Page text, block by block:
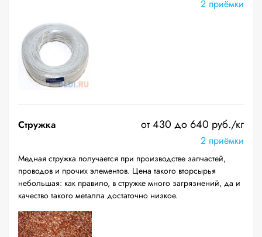
2 приёмки
Стружка от 430 до 640 руб./кг
2 приёмки
Медная стружка получается при производстве запчастей,
проводов и прочих элементов. Цена такого вторсырья
небольшая: как правило, в стружке много загрязнений, да и
качество такого металла достаточно низкое.